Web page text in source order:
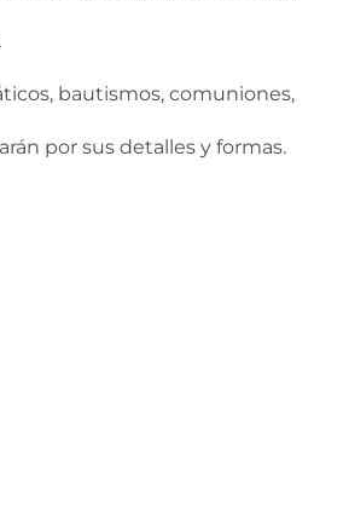
bautismos, comuniones,
por sus detalles y formas.